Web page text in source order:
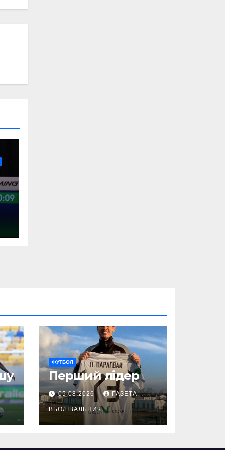
ФУТБОЛ
Перший лідер
05.08.2026 ГАЗЕТА
ВБОЛІВАЛЬНИК